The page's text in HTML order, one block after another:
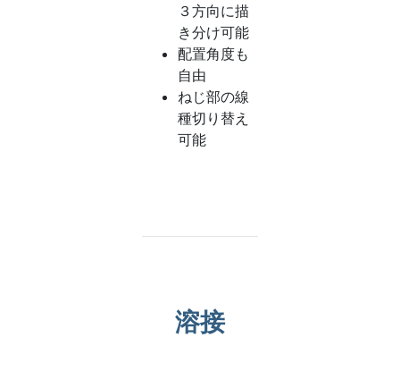
３方向に描
き分け可能
配置角度も
自由
ねじ部の線
種切り替え
可能
溶接